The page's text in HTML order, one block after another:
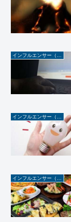
インフルエンサー（YouTuber/TikToker/Instagramer）